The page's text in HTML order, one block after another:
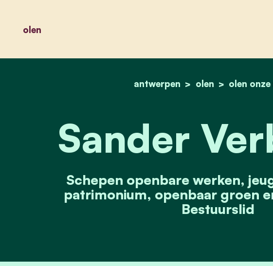
olen
home
antwerpen olen olen onze
sander
Sander
Schepen openbare werken,
patrimonium, openbaar groen
Bestuurslid